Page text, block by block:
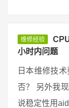
维修经验
小时内问题
日本维修技
否？ 另外我
说稳定性用